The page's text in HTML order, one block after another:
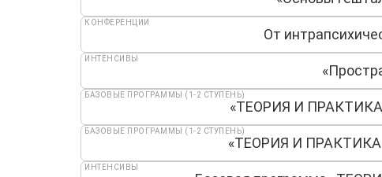
От
КОНФЕРЕНЦИИ
ИНТЕНСИВЫ
«ТЕОРИЯ И
БАЗОВЫЕ ПРОГРАММЫ (1-2 СТУПЕНЬ)
«ТЕОРИЯ И
БАЗОВЫЕ ПРОГРАММЫ (1-2 СТУПЕНЬ)
ИНТЕНСИВЫ